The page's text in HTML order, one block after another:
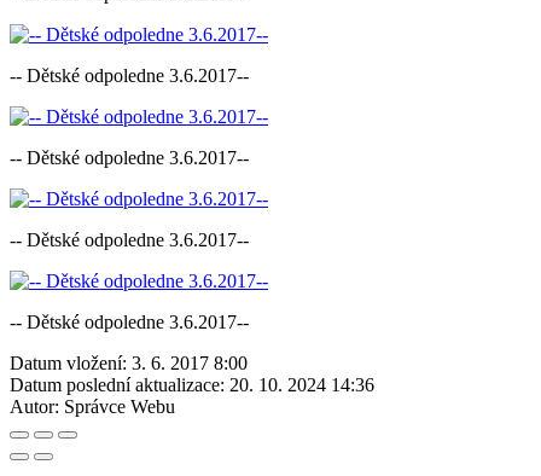
-- Dětské odpoledne 3.6.2017--
-- Dětské odpoledne 3.6.2017--
-- Dětské odpoledne 3.6.2017--
-- Dětské odpoledne 3.6.2017--
Datum vložení: 3. 6. 2017 8:00
Datum poslední aktualizace: 20. 10. 2024 14:36
Autor: Správce Webu